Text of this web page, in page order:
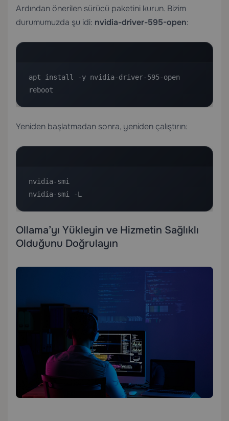
Ardından önerilen sürücü paketini kurun. Bizim
durumumuzda şu idi: nvidia-driver-595-open:
apt install -y nvidia-driver-595-open
reboot
Yeniden başlatmadan sonra, yeniden çalıştırın:
nvidia-smi
nvidia-smi -L
Ollama’yı Yükleyin ve Hizmetin Sağlıklı
Olduğunu Doğrulayın